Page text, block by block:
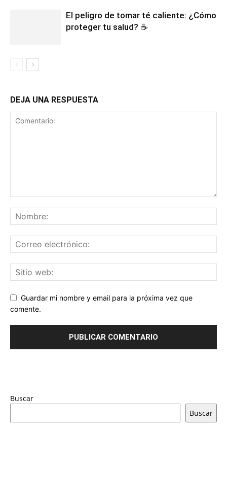
El peligro de tomar té caliente: ¿Cómo
proteger tu salud? ☕
DEJA UNA RESPUESTA
Guardar mi nombre y email para la próxima vez que
comente.
Buscar
Buscar